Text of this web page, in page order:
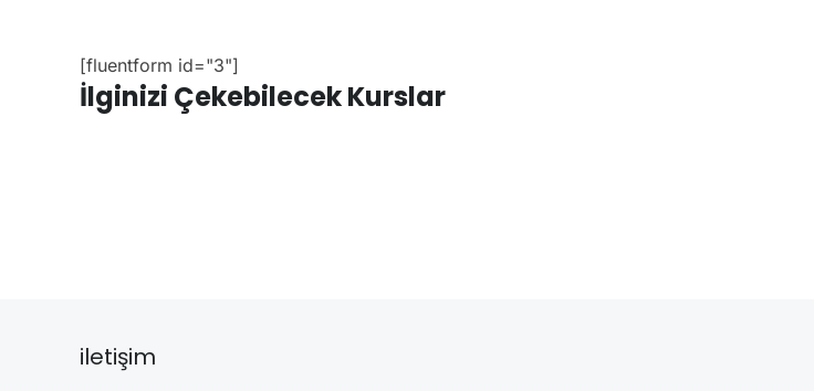
[fluentform id="3"]
İlginizi Çekebilecek Kurslar
iletişim